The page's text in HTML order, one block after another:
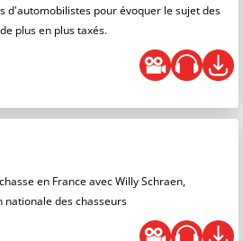
d'automobilistes pour évoquer le sujet des
plus en plus taxés.
en France avec Willy Schraen,
nationale des chasseurs